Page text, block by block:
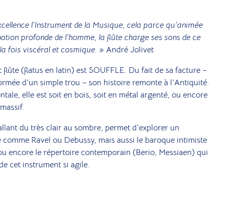
l’Instrument de la Musique, cela parce qu’animée
profonde de l’homme, la flûte charge ses sons de ce
fois viscéral et cosmique. » André Jolivet
flûte (flatus en latin) est SOUFFLE. Du fait de sa facture –
d’un simple trou – son histoire remonte à l’Antiquité.
elle est soit en bois, soit en métal argenté, ou encore
du très clair au sombre, permet d’explorer un
Ravel ou Debussy, mais aussi le baroque intimiste
encore le répertoire contemporain (Berio, Messiaen) qui
cet instrument si agile.